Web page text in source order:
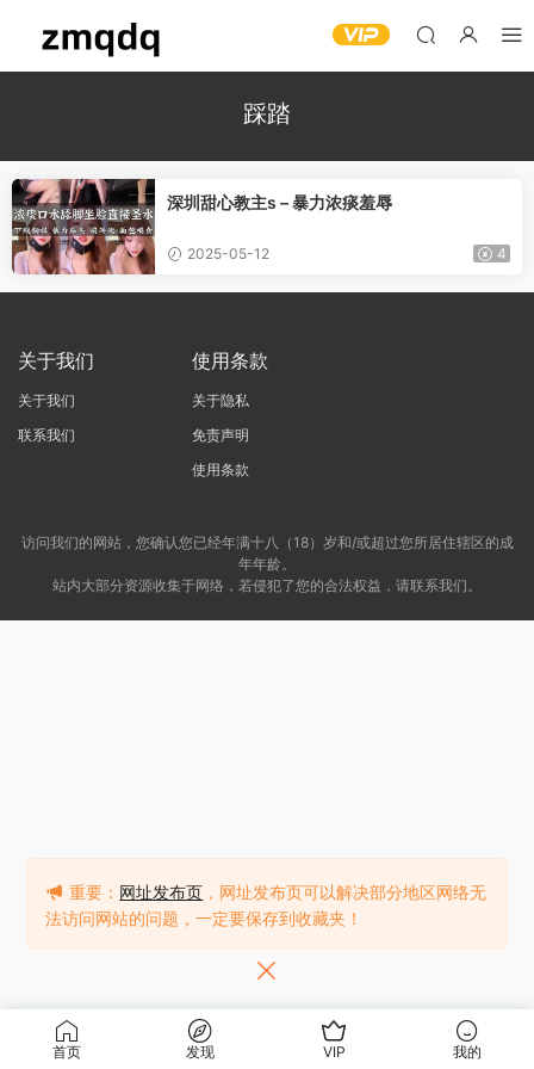
踩踏
深圳甜心教主s – 暴力浓痰羞辱
2025-05-12 4
关于我们
关于我们
联系我们
使用条款
关于隐私
免责声明
使用条款
访问我们的网站，您确认您已经年满十八（18）岁和/或超过您所居住辖区的成
年年龄。
站内大部分资源收集于网络，若侵犯了您的合法权益，请联系我们。
首页 发现 VIP 我的
重要： 网址发布页 ，网址发布页可以解决部分地区网络无
法访问网站的问题，一定要保存到收藏夹！